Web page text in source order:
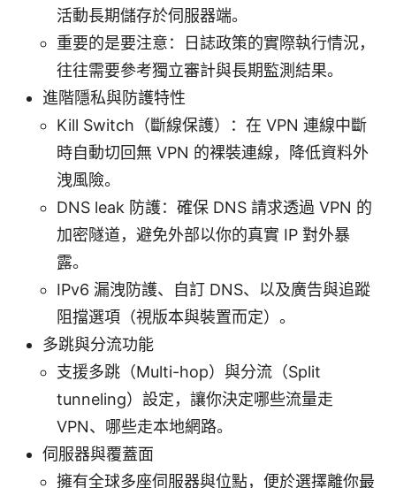
活動長期儲存於伺服器端。
重要的是要注意：日誌政策的實際執行情況，
往往需要參考獨立審計與長期監測結果。
進階隱私與防護特性
Kill Switch（斷線保護）：在 VPN 連線中斷
時自動切回無 VPN 的裸裝連線，降低資料外
洩風險。
DNS leak 防護：確保 DNS 請求透過 VPN 的
加密隧道，避免外部以你的真實 IP 對外暴
露。
IPv6 漏洩防護、自訂 DNS、以及廣告與追蹤
阻擋選項（視版本與裝置而定）。
多跳與分流功能
支援多跳（Multi-hop）與分流（Split
tunneling）設定，讓你決定哪些流量走
VPN、哪些走本地網路。
伺服器與覆蓋面
擁有全球多座伺服器與位點，便於選擇離你最